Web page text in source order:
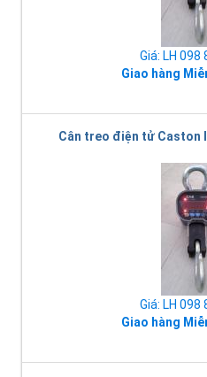
Giá: LH 098
Giao hàng
Cân treo điện tử Caston
Giá: LH 098
Giao hàng